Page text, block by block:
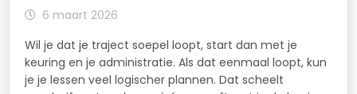
6 maart 2026
Wil je dat je traject soepel loopt, start dan met je
keuring en je administratie. Als dat eenmaal loopt, kun
je je lessen veel logischer plannen. Dat scheelt